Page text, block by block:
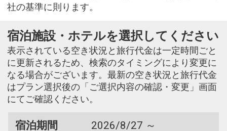
社の基準に則ります。
宿泊施設・ホテルを選択してください
表示されている空き状況と旅行代金は一定時間ごと
に更新されるため、検索のタイミングにより変更に
なる場合がございます。最新の空き状況と旅行代金
はプラン選択後の「ご選択内容の確認・変更」画面
にてご確認ください。
宿泊期間
2026/8/27 ～